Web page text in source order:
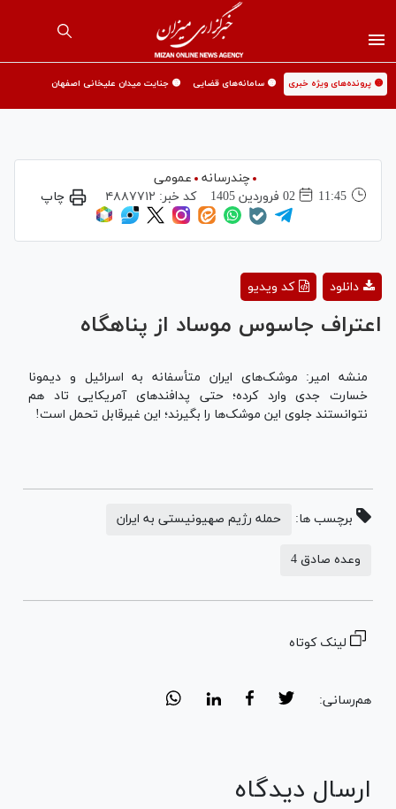
🟡 پرونده‌های ویژه خبری 🟡 سامانه‌های قضایی 🟡 جنایت میدان علیخانی اصفهان
چندرسانه
عمومی
11:45
02 فروردين 1405 کد خبر: ۴۸۸۷۷۱۲ چاپ
Video
کد ویدیو دانلود
اعتراف جاسوس موساد از پناهگاه
منشه امیر: موشک‌های ایران متأسفانه به اسرائیل و دیمونا
خسارت جدی وارد کرده؛ حتی پدافند‌های آمریکایی تاد هم
نتوانستند جلوی این موشک‌ها را بگیرند؛ این غیرقابل تحمل است!
برچسب ها: حمله رژیم صهیونیستی به ایران
وعده صادق 4
لینک کوتاه
هم‌رسانی:
ارسال دیدگاه